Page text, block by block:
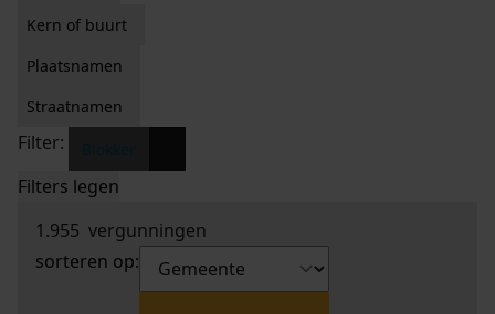
Kern of buurt
Plaatsnamen
Straatnamen
Filter:
Filters legen
1.955 vergunningen
sorteren op: